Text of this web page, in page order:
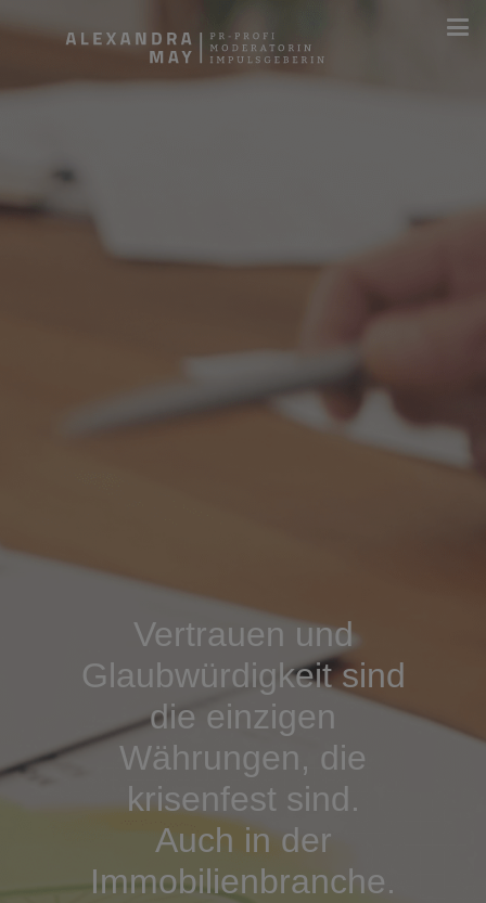
Vertrauen und
Glaubwürdigkeit sind
die einzigen
Währungen, die
krisenfest sind.
Auch in der
Immobilienbranche.